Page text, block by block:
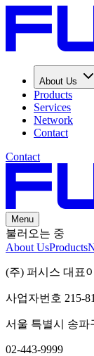
About Us
Products
Services
Network
Contact
Contact
Menu
불러오는 중
About UsProducts
(주) 퍼시스 대표
사업자번호 215-
서울 특별시 송파
02-443-9999